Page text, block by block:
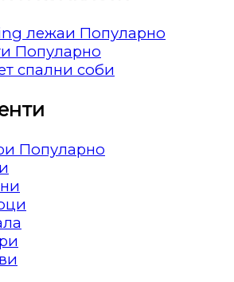
лежаи
спални соби